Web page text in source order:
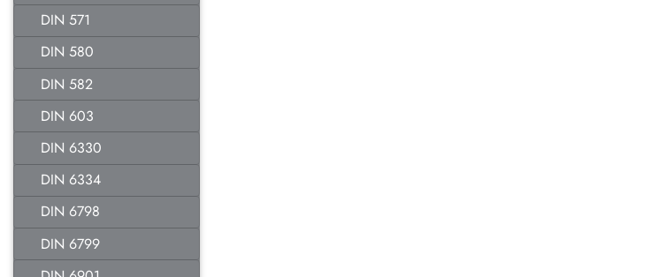
DIN 571
DIN 580
DIN 582
DIN 603
DIN 6330
DIN 6334
DIN 6798
DIN 6799